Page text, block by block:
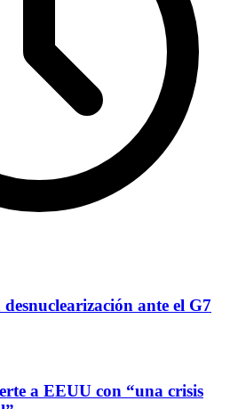
ante el G7
a EEUU con “una crisis